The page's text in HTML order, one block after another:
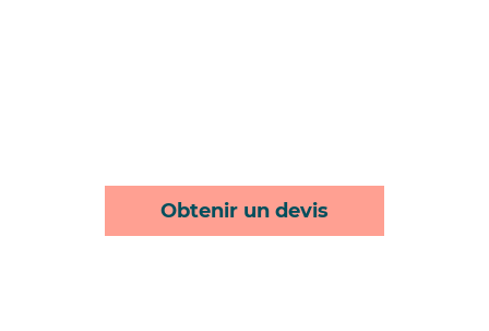
Obtenir un devis